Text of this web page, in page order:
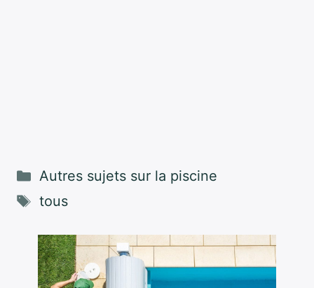
Catégories
Autres sujets sur la piscine
Étiquettes
tous